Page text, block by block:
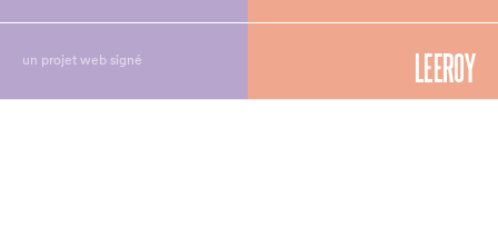
un projet web signé